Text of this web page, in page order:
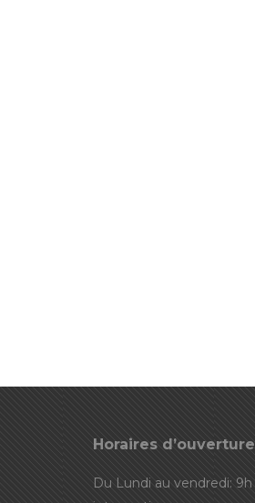
Horaires d’ouverture
Du Lundi au vendredi: 9h